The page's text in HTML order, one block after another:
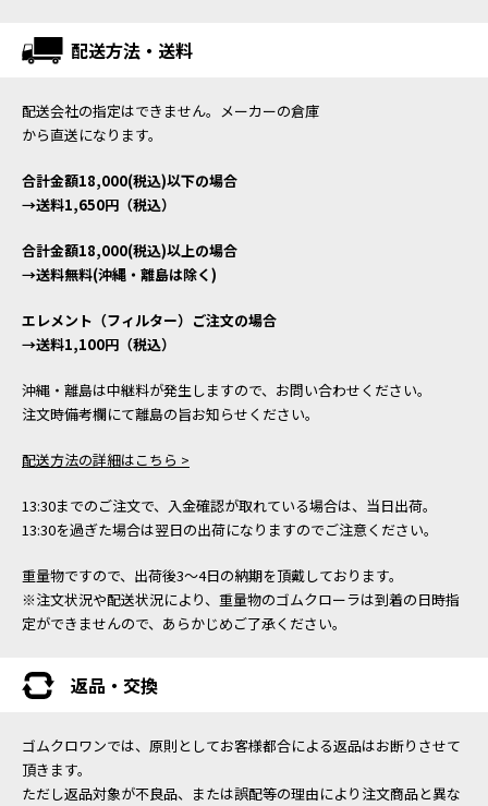
配送方法・送料
配送会社の指定はできません。メーカーの倉庫
から直送になります。
合計金額18,000(税込)以下の場合
→送料1,650円（税込）
合計金額18,000(税込)以上の場合
→送料無料(沖縄・離島は除く)
エレメント（フィルター）ご注文の場合
→送料1,100円（税込）
沖縄・離島は中継料が発生しますので、お問い合わせください。
注文時備考欄にて離島の旨お知らせください。
配送方法の詳細はこちら >
13:30までのご注文で、入金確認が取れている場合は、当日出荷。
13:30を過ぎた場合は翌日の出荷になりますのでご注意ください。
重量物ですので、出荷後3～4日の納期を頂戴しております。
※注文状況や配送状況により、重量物のゴムクローラは到着の日時指
定ができませんので、あらかじめご了承ください。
返品・交換
ゴムクロワンでは、原則としてお客様都合による返品はお断りさせて
頂きます。
ただし返品対象が不良品、または誤配等の理由により注文商品と異な